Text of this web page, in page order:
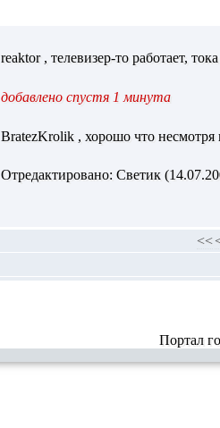
reaktor , телевизер-то работает,
добавлено спустя 1 минута
BratezKrolik , хорошо что
Отредактировано: Светик
<<
Портал